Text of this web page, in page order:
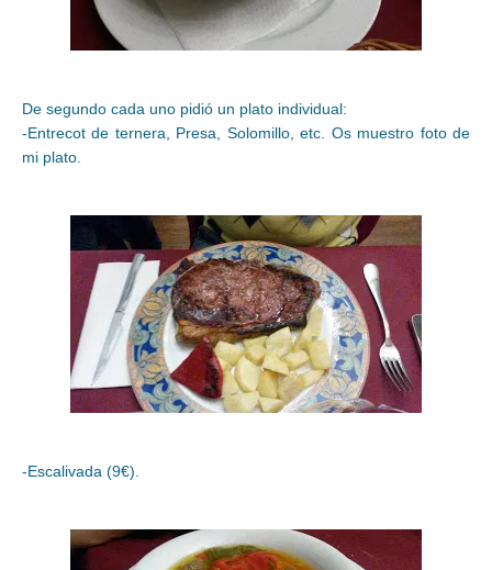
De segundo cada uno pidió un plato individual:
-Entrecot de ternera, Presa, Solomillo, etc. Os muestro foto de
mi plato.
-Escalivada (9€).